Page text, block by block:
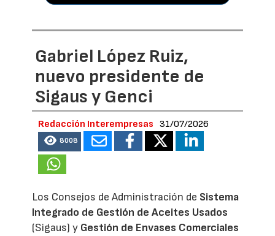
Gabriel López Ruiz,
nuevo presidente de
Sigaus y Genci
Redacción Interempresas 31/07/2026
8008
Los Consejos de Administración de Sistema
Integrado de Gestión de Aceites Usados
(Sigaus) y Gestión de Envases Comerciales